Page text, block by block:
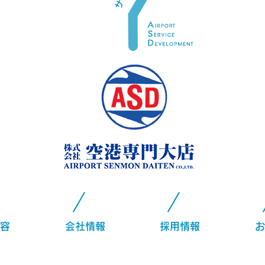
会社情報 採用情報